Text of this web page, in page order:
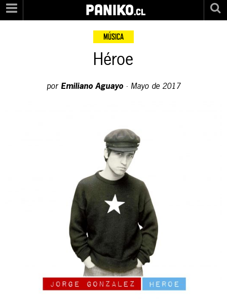
PANIKO.cl
MÚSICA
Héroe
por Emiliano Aguayo· Mayo de 2017